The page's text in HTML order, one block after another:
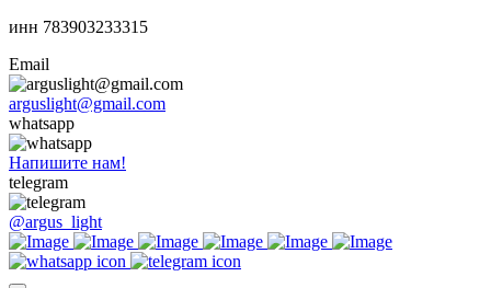
инн 783903233315
Email
arguslight@gmail.com
whatsapp
Напишите нам!
telegram
@argus_light